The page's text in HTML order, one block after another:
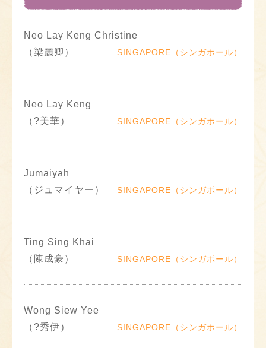
Neo Lay Keng Christine
（梁麗卿）
SINGAPORE（シンガポール）
Neo Lay Keng
（?美華）
SINGAPORE（シンガポール）
Jumaiyah
（ジュマイヤー）
SINGAPORE（シンガポール）
Ting Sing Khai
（陳成豪）
SINGAPORE（シンガポール）
Wong Siew Yee
（?秀伊）
SINGAPORE（シンガポール）